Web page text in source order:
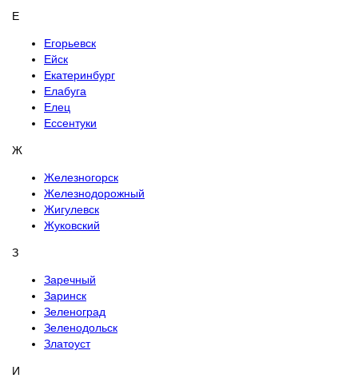
Е
Егорьевск
Ейск
Екатеринбург
Елабуга
Елец
Ессентуки
Ж
Железногорск
Железнодорожный
Жигулевск
Жуковский
З
Заречный
Заринск
Зеленоград
Зеленодольск
Златоуст
И